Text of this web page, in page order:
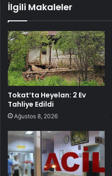
İlgili Makaleler
Tokat’ta Heyelan: 2 Ev
Tahliye Edildi
Ağustos 8, 2026